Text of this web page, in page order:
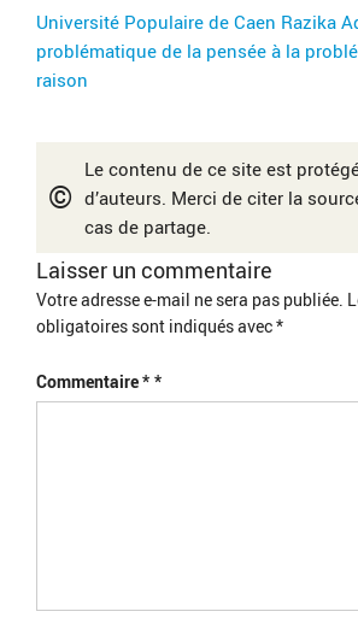
Université Populaire de Caen Razika
problématique de la pensée à la
raison
©
Le contenu de ce site est
d’auteurs. Merci de citer la
cas de partage.
Laisser un commentaire
Votre adresse e-mail ne sera pas publiée.
obligatoires sont indiqués avec*
Commentaire*